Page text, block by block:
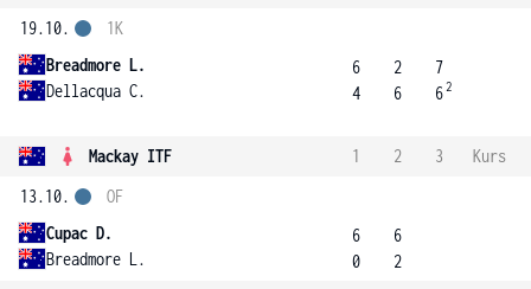
19.10.
Breadmore L.
Dellacqua C.
1K
6
4
2
6
7
62
Mackay ITF 1 2 3
Kurs
13.10.
Cupac D.
Breadmore L.
OF
6
0
6
2